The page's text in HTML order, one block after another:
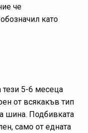
че
като
5-6 месеца
от всякакъв тип
шина. Подбивката
само от едната